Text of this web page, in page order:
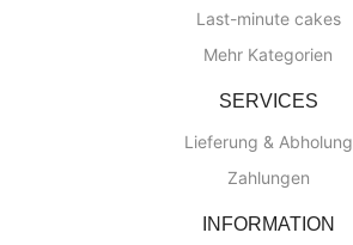
Last-minute cakes
Mehr Kategorien
SERVICES
Lieferung & Abholung
Zahlungen
INFORMATION